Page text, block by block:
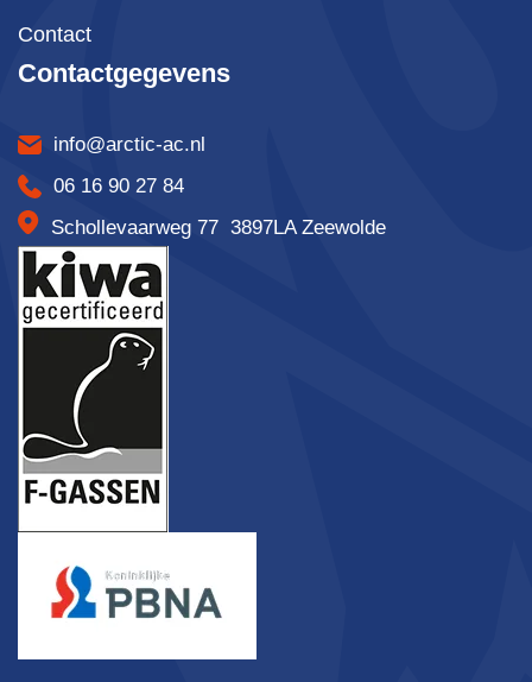
Contact
Contactgegevens
info@arctic-ac.nl
06 16 90 27 84
Schollevaarweg 77 3897LA Zeewolde